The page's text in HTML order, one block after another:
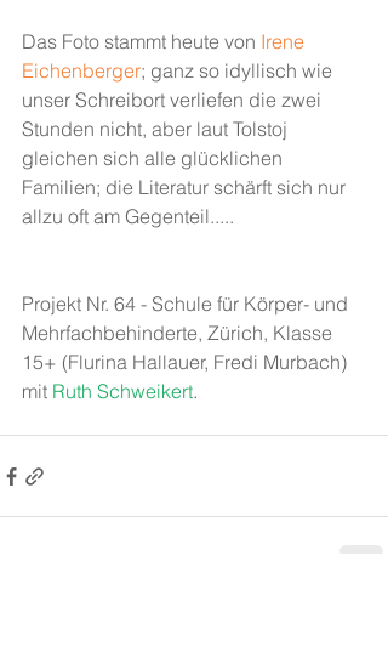
Das Foto stammt heute von Irene
Eichenberger; ganz so idyllisch wie
unser Schreibort verliefen die zwei
Stunden nicht, aber laut Tolstoj
gleichen sich alle glücklichen
Familien; die Literatur schärft sich nur
allzu oft am Gegenteil.....
Projekt Nr. 64 - Schule für Körper- und
Mehrfachbehinderte, Zürich, Klasse
15+ (Flurina Hallauer, Fredi Murbach)
mit Ruth Schweikert.